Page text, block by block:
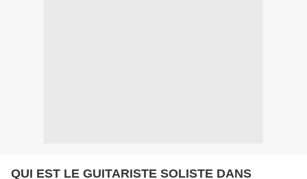
QUI EST LE GUITARISTE SOLISTE DANS